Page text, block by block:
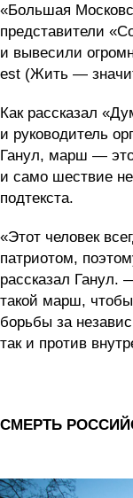
«Большая
представители
и вывесили
est (Жить —
Как рассказал
и руководитель
Ганул, марш —
и само шествие не
подтекста.
«Этот человек
патриотом,
рассказал Ганул.
такой марш,
борьбы за
так и против
СМЕРТЬ